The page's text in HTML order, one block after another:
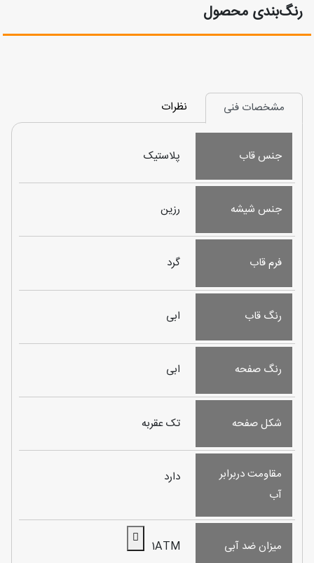
رنگ‌بندی محصول
مشخصات فنی نظرات
جنس قاب پلاستیک
جنس شیشه رزین
فرم قاب گرد
رنگ قاب ابی
رنگ صفحه ابی
شکل صفحه تک عقربه
مقاومت دربرابر
آب
دارد
میزان ضد آبی 1ATM